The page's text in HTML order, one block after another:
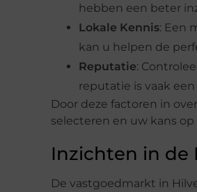
hebben een beter
Lokale Kennis: Een
kan u helpen de
Reputatie:
reputatie is vaak
Door deze factoren in
selecteren en uw kans
Inzichten in de
De vastgoedmarkt in